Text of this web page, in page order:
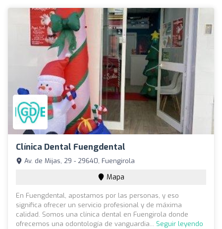
Clínica Dental Fuengdental
Av. de Mijas, 29 - 29640, Fuengirola
Mapa
En Fuengdental, apostamos por las personas, y eso
significa ofrecer un servicio profesional y de máxima
calidad. Somos una clínica dental en Fuengirola donde
ofrecemos una odontología de vanguardia... Seguir leyendo